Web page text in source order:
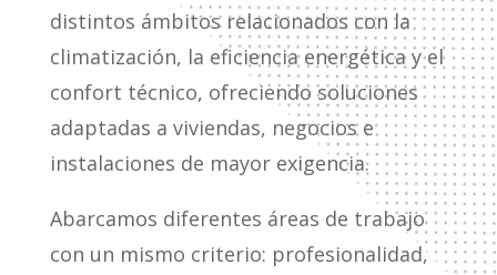
distintos ámbitos relacionados con la
climatización, la eficiencia energética y el
confort técnico, ofreciendo soluciones
adaptadas a viviendas, negocios e
instalaciones de mayor exigencia.
Abarcamos diferentes áreas de trabajo
con un mismo criterio: profesionalidad,